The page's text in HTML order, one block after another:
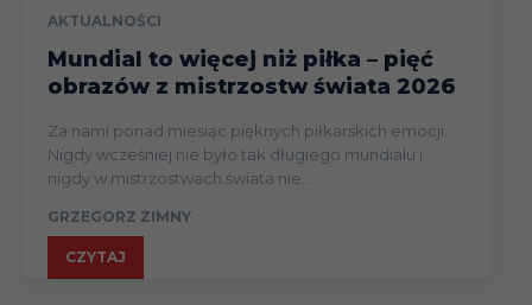
AKTUALNOŚCI
Mundial to więcej niż piłka – pięć
obrazów z mistrzostw świata 2026
Za nami ponad miesiąc pięknych piłkarskich emocji.
Nigdy wcześniej nie było tak długiego mundialu i
nigdy w mistrzostwach świata nie...
GRZEGORZ ZIMNY
CZYTAJ